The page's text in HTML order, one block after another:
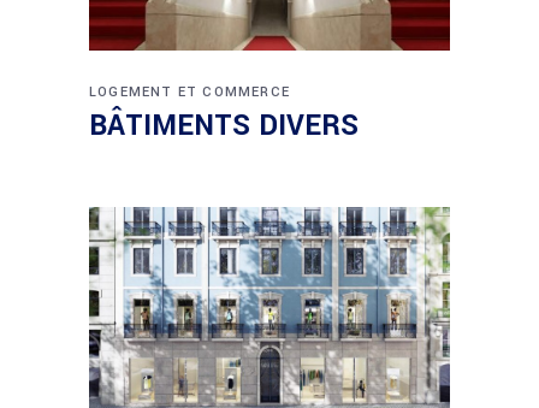
LOGEMENT ET COMMERCE
BÂTIMENTS DIVERS